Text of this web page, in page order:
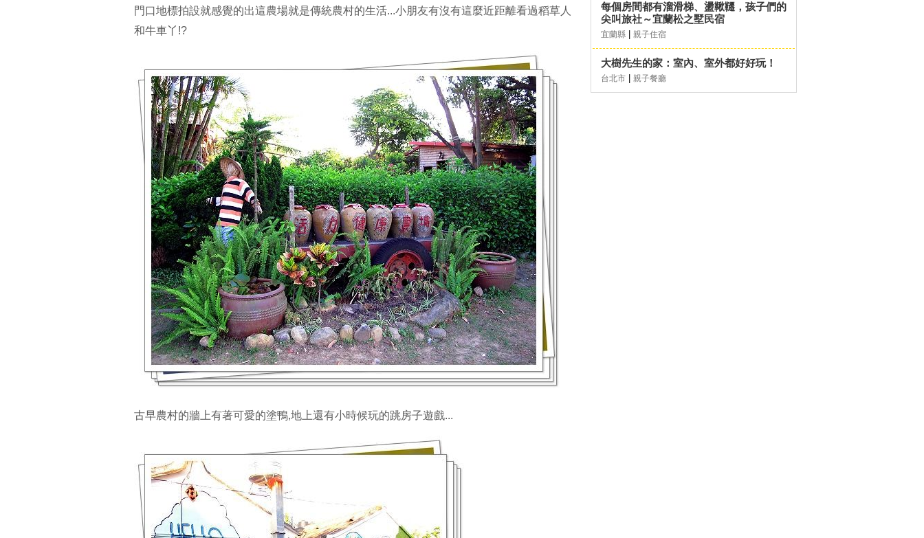
門口地標拍設就感覺的出這農場就是傳統農村的生活...小朋友有沒有這麼近距離看過稻草人
和牛車丫!?
古早農村的牆上有著可愛的塗鴨,地上還有小時候玩的跳房子遊戲...
每個房間都有溜滑梯、盪鞦韆，孩子們的
尖叫旅社～宜蘭松之墅民宿
宜蘭縣 親子住宿
大樹先生的家：室內、室外都好好玩！
台北市 親子餐廳